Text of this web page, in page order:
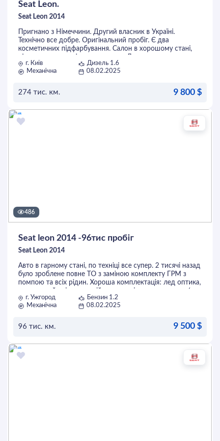
Seat Leon.
Seat Leon 2014
Пригнано з Німеччини. Другий власник в Україні.
Технічно все добре. Оригінальний пробіг. Є два
косметичних підфарбування. Салон в хорошому стані,
нічого не затерто і не подряпано. Два ключа, датчики
дощу, світла, адаптивне дальнє світло, круїз контроль,
клімат.
г. Київ
Дизель 1.6
Механічна
08.02.2025
274 тис. км. 9 800 $
ОСТАВИТЬ ЗАЯВКУ
486
Seat leon 2014 -96тис пробіг
Seat Leon 2014
Авто в гарному стані, по техніці все супер. 2 тисячі назад
було зроблене повне ТО з заміною комплекту ГРМ з
помпою та всіх рідин. Хороша комплектація: лед оптика,
двохзонний клімат, задній парктронік, система старт/
стоп, допомога при рушанні в гору та інше. Встановлена
кастомна вихлопна система звук дуже приємний та не
не потребує. Обмін не цікавить, адекватний торг у
г. Ужгород
Бензин 1.2
Механічна
08.02.2025
96 тис. км. 9 500 $
ОСТАВИТЬ ЗАЯВКУ